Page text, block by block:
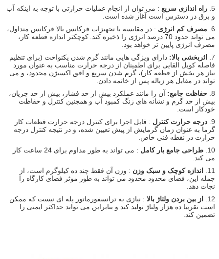
5. راه اندازی سریع : می توان از انجام عملیات حرارتی با توجه به اینکه آب
و برق در دسترس است آغاز شده است.
6. مصرف کم انرژی : در مقایسه با تجهیزات فرکانس بالا فرکانس متداول،
می تواند حدود 70 درصد انرژی را ذخیره کند.
کوچکتر اندازه قطعه کار،
مصرف انرژی پایین تر خواهد بود.
7.
اثربخشی بالا: دارای ویژگی هایی مانند گرم شدن یکنواخت (برای تنظیم
فاصله کویل القایی برای اطمینان از درجه حرارت مناسب به عنوان مورد
نیاز هر بخش از قطعه کار)، گرم شدن سریع و افق اکسیژن محدود، و می
تواند در مقابل هر زباله پس از خاتمه دادن.
8. حفاظت جامع: آن را مانند عملکرد بیش از حد فشار، بیش از حد جریان،
بیش از حد گرم و نشانه های زنگ کمبود آب و همچنین کنترل و حفاظت
خودکار است.
9. درجه حرارت کنترل : قابل اجرا برای کنترل درجه حرارت قطعات کار
گرما به عنوان زمان گرمایش از پیش تعیین شده، و در نتیجه کنترل درجه
حرارت در نقطه فنی خاص.
10. طراحی جامع بار کامل
: می تواند به طور مداوم برای 24 ساعت کار
می کند.
11.
اندازه کوچک و سبک وزن : وزن آن فقط چند ده کیلوگرم است، از
جمله این، فضای محدود محدود می تواند به طور موثر فضای کارگاه را
نجات دهد.
12.
از بین بردن ولتاژ بالا : نیازی به ترانسفورماتور پله ای نیست که ممکن
است تقریبا ده هزار ولتاژ تولید کند و بنابراین می تواند حداکثر ایمنی را
تضمین کند.